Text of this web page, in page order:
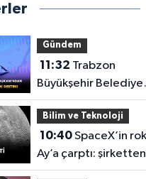
Gündem
11:32
Büyükşehir Belediye
Başkanı'ndan
Trabzonspor'a 30
Milyonluk Destek!
Bilim ve Teknoloji
10:40SpaceX’in roketi
Ay’a çarptı: şirketten
açıklama geldi